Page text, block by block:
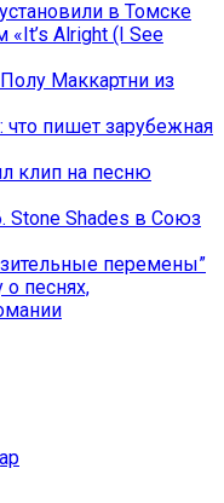
в Томске
Alright (I See
Маккартни из
что пишет зарубежная
клип на песню
Stone Shades в Союз
перемены”
песнях,